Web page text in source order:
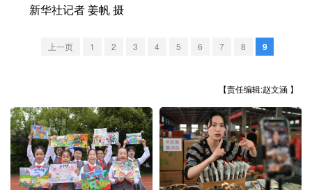
地方频道
北京 天津 河北 山西
浙江 安徽 福建 江西
山东 河南 湖北 湖南
广东 广西 海南 重庆
新华社记者 姜帆 摄
上一页 1 2 3 4 5 6 7 8 9
【责任编辑:赵文涵 】